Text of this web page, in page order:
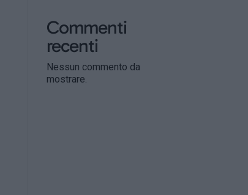
Commenti
recenti
Nessun commento da
mostrare.